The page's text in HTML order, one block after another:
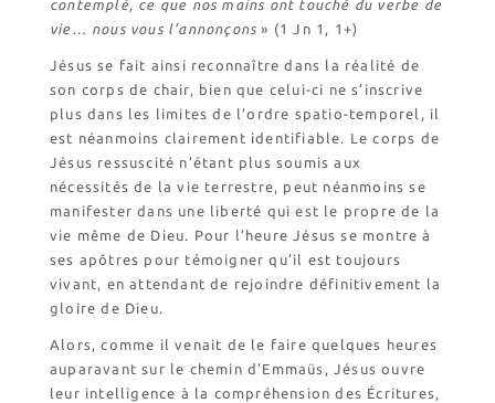
contemplé, ce que nos mains ont touché du verbe de
vie… nous vous l’annonçons » (1 Jn 1, 1+)
Jésus se fait ainsi reconnaître dans la réalité de
son corps de chair, bien que celui-ci ne s’inscrive
plus dans les limites de l’ordre spatio-temporel, il
est néanmoins clairement identifiable. Le corps de
Jésus ressuscité n’étant plus soumis aux
nécessités de la vie terrestre, peut néanmoins se
manifester dans une liberté qui est le propre de la
vie même de Dieu. Pour l’heure Jésus se montre à
ses apôtres pour témoigner qu’il est toujours
vivant, en attendant de rejoindre définitivement la
gloire de Dieu.
Alors, comme il venait de le faire quelques heures
auparavant sur le chemin d’Emmaüs, Jésus ouvre
leur intelligence à la compréhension des Écritures,